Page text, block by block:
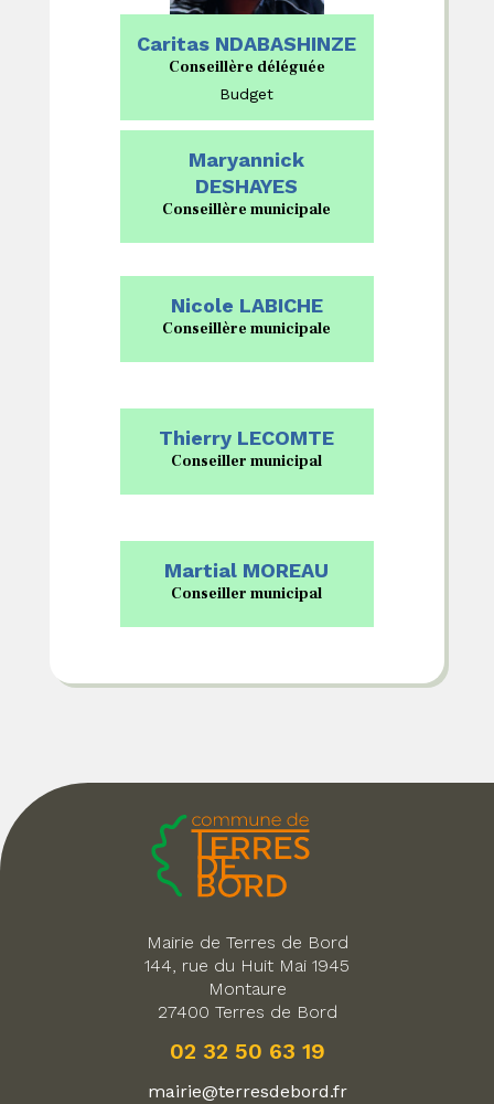
Caritas NDABASHINZE
Conseillère déléguée
Budget
Maryannick
DESHAYES
Conseillère municipale
Nicole LABICHE
Conseillère municipale
Thierry LECOMTE
Conseiller municipal
Martial MOREAU
Conseiller municipal
Mairie de Terres de Bord
144, rue du Huit Mai 1945
Montaure
27400 Terres de Bord
02 32 50 63 19
mairie@terresdebord.fr